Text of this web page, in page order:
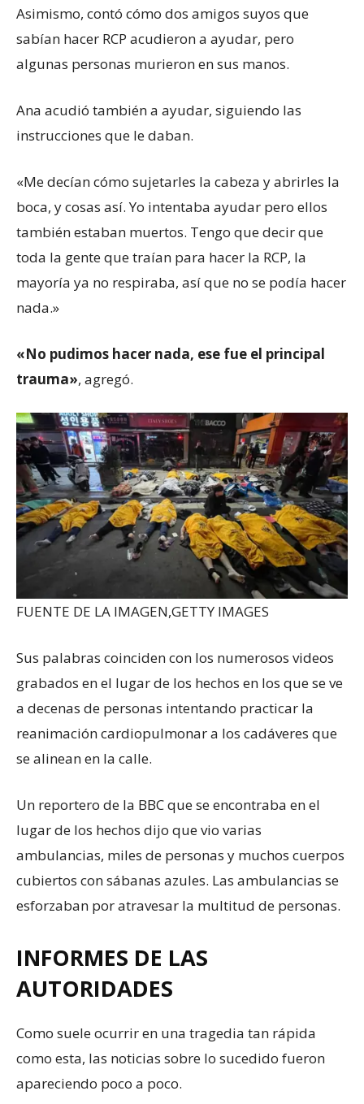
Asimismo, contó cómo dos amigos suyos que
sabían hacer RCP acudieron a ayudar, pero
algunas personas murieron en sus manos.
Ana acudió también a ayudar, siguiendo las
instrucciones que le daban.
«Me decían cómo sujetarles la cabeza y abrirles la
boca, y cosas así. Yo intentaba ayudar pero ellos
también estaban muertos. Tengo que decir que
toda la gente que traían para hacer la RCP, la
mayoría ya no respiraba, así que no se podía hacer
nada.»
«No pudimos hacer nada, ese fue el principal
trauma», agregó.
FUENTE DE LA IMAGEN,GETTY IMAGES
Sus palabras coinciden con los numerosos videos
grabados en el lugar de los hechos en los que se ve
a decenas de personas intentando practicar la
reanimación cardiopulmonar a los cadáveres que
se alinean en la calle.
Un reportero de la BBC que se encontraba en el
lugar de los hechos dijo que vio varias
ambulancias, miles de personas y muchos cuerpos
cubiertos con sábanas azules. Las ambulancias se
esforzaban por atravesar la multitud de personas.
INFORMES DE LAS
AUTORIDADES
Como suele ocurrir en una tragedia tan rápida
como esta, las noticias sobre lo sucedido fueron
apareciendo poco a poco.